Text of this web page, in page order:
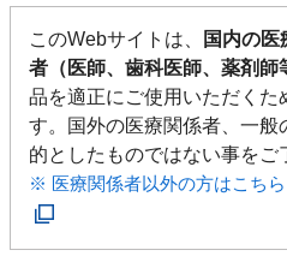
このWebサイトは、
国内の
者（医師、歯科医師、薬剤師
品を適正にご使用いただくた
す。国外の医療関係者、一般
的としたものではない事をご
※ 医療関係者以外の方はこちら